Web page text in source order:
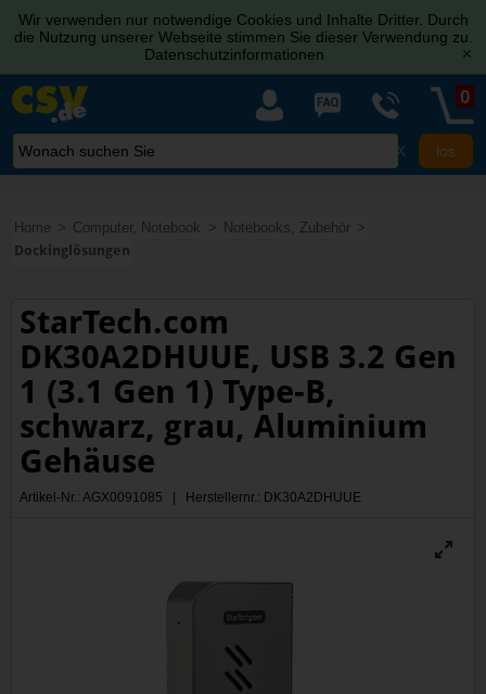
Wir verwenden nur notwendige Cookies und Inhalte Dritter. Durch
die Nutzung unserer Webseite stimmen Sie dieser Verwendung zu.
Datenschutzinformationen
[x]
X
0
Home Computer, Notebook
Notebooks, Zubehör
Dockinglösungen
StarTech.com
DK30A2DHUUE, USB 3.2 Gen
1 (3.1 Gen 1) Type-B,
schwarz, grau, Aluminium
Gehäuse
Artikel-Nr.: AGX0091085 | Herstellernr.: DK30A2DHUUE